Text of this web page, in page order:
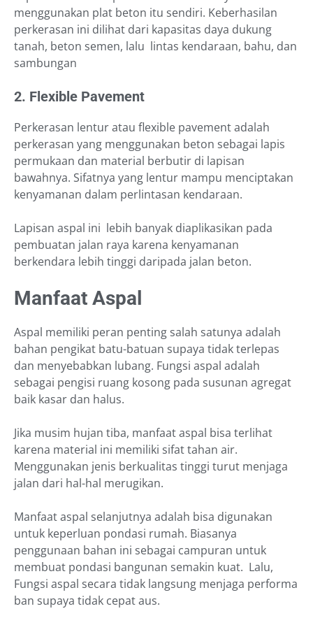
menggunakan plat beton itu sendiri. Keberhasilan
perkerasan ini dilihat dari kapasitas daya dukung
tanah, beton semen, lalu lintas kendaraan, bahu, dan
sambungan
2. Flexible Pavement
Perkerasan lentur atau flexible pavement adalah
perkerasan yang menggunakan beton sebagai lapis
permukaan dan material berbutir di lapisan
bawahnya. Sifatnya yang lentur mampu menciptakan
kenyamanan dalam perlintasan kendaraan.
Lapisan aspal ini lebih banyak diaplikasikan pada
pembuatan jalan raya karena kenyamanan
berkendara lebih tinggi daripada jalan beton.
Manfaat Aspal
Aspal memiliki peran penting salah satunya adalah
bahan pengikat batu-batuan supaya tidak terlepas
dan menyebabkan lubang. Fungsi aspal adalah
sebagai pengisi ruang kosong pada susunan agregat
baik kasar dan halus.
Jika musim hujan tiba, manfaat aspal bisa terlihat
karena material ini memiliki sifat tahan air.
Menggunakan jenis berkualitas tinggi turut menjaga
jalan dari hal-hal merugikan.
Manfaat aspal selanjutnya adalah bisa digunakan
untuk keperluan pondasi rumah. Biasanya
penggunaan bahan ini sebagai campuran untuk
membuat pondasi bangunan semakin kuat. Lalu,
Fungsi aspal secara tidak langsung menjaga performa
ban supaya tidak cepat aus.